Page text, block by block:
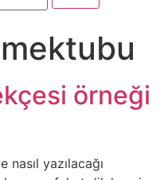
örneği
yazılacağı